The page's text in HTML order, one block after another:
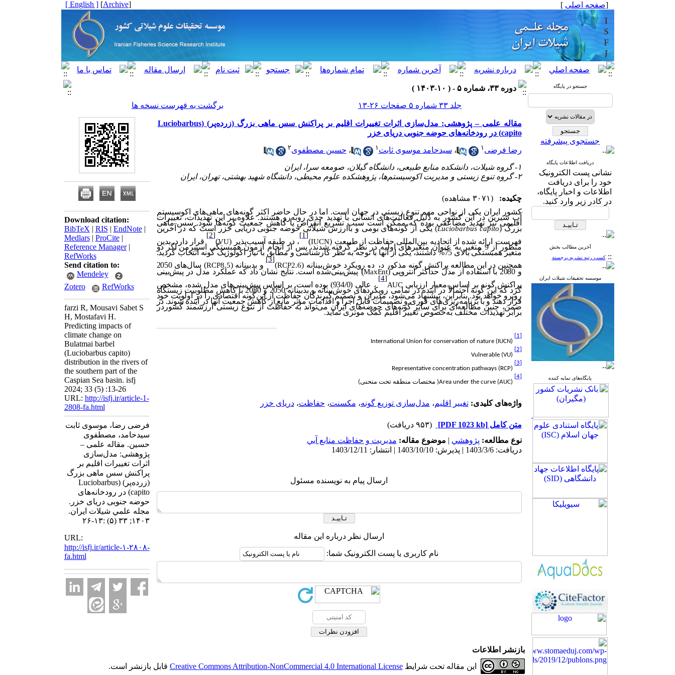
[صفحه اصلی ]
[
Archive
]
[ English ]
جستجو در پایگاه
جستجوی پیشرفته
دریافت اطلاعات پایگاه
نشانی پست الکترونیک
خود را برای دریافت
اطلاعات و اخبار پایگاه،
در کادر زیر وارد کنید.
آخرین مطالب بخش
::کسب رتبه نشریه برجسته
موسسه تحقیقات شیلات ایران
پایگاه‌های نمایه کننده
دوره ۳۳، شماره ۵ - ( ۱۰-۱۴۰۳ )
جلد ۳۳ شماره ۵ صفحات ۲۶-۱۳
برگشت به فهرست نسخه ها
مقاله علمی – پژوهشی:‌ مدل‌سازی اثرات تغییرات اقلیم بر پراکنش سس ماهی بزرگ (زرده‌‌پر) (Luciobarbus
capito) در رودخانه‌‌های حوضه جنوبی دریای خزر
رضا فرضی ۱ ، سیدحامد موسوی ثابت ۱ ، حسین مصطفوی۲
۱- گروه شیلات، دانشکده منابع طبیعی، دانشگاه گیلان، صومعه سرا، ایران
۲- گروه تنوع زیستی و مدیریت اکوسیستم‌ها، پژوهشکده علوم محیطی، دانشگاه شهید بهشتی، تهران، ایران
چکیده:
(۳۰۷۱ مشاهده)
کشور ایران یکی از نواحی مهم تنوع زیستی در جهان است. اما در حال حاضر اکثر گونه‌های ماهیهای اکوسیستم
آب شیرین در این کشور به دلیل فعالیتهای انسانی با تهدید جدی روبه‌رو هستند. علاوه بر این تهدیدات، تغییرات
اقلیمی نیز تهدید مضاعفی بوده که ممکن است سبب تسریع انقراض یا کاهش جمعیت گونهها شود. سس ماهی
بزرگ (Luciobarbus capito) یکی از گونههای بومی و باارزش شیلاتی حوضه جنوبی دریایی خزر است که در آخرین
فهرست ارائه شده از اتحادیه بین‌المللی حفاظت از طبیعت (IUCN
)
[1]
، در طبقه آسیب‌پذیر (VU
)
[2]
قرار دارد. بدین
منظور از 9 متغیر به عنوان متغیرهای اولیه در نظر گرفته شدند، پس از انجام آزمون همبستگی اسپیرمن اگر دو
متغیر همبستگی بالای 75% داشتند، یکی از آنها با توجه به نظر کارشناسی و مطابق با نیاز اکولوژیک گونه انتخاب گردید.
همچنین در این مطالعه پراکنش گونه مذکور در دو رویکرد خوش‌بینانه (
RCP2.6
)
[3]
و بدبینانه (
RCP8.5
) سال های 2050
و 2080 با استفاده از مدل حداکثر آنتروپی ( MaxEnt
)پیش‌بینی‌شده است. نتایج نشان داد که عملکرد مدل در پیشبینی
پراکنش گونه بر اساس معیار ارزیابیAUC
[4]
، عالی (934/0) بوده است. بر اساس پیش بینیهای مدل شده، مشخص
کرد که این گونه احتمالاً در آینده در تمامی رویکردهای خوشبینانه و بدبینانه 2050 و 2080 با کاهش مطلوبیت زیستگاه
روبرو خواهد بود. بنابراین، پیشنهاد میشود، مدیران و تصمیم گیرندگان حفاظت از این‌گونه اقتصادی را در اولویت خود
قرار دهند و با برنامه‌ریزیهای فوری و تصمیمات قابل اجرا و اقدامات مؤثر مانع از کاهش جمعیت آنها در آینده شوند. در
ضمن، چنین مطالعهای برای سایر گونههای حوضههای ایران میتواند به حفاظتاز تنوع زیستی ارزشمند کشوردر
برابر تهدیدات مختلف به‌خصوص تغییر اقلیم کمک موثری نماید.
International Union for conservation of nature (IUCN)
Vulnerable(VU)
Representative concentration pathways (RCP)
[4]
(AUC)
( مختصات منطقه تحت منحنی)
واژه‌های کلیدی:تغییر اقلیم، مدل‌‌سازی توزیع گونه، مکسنت، حفاظت،دریای خزر
متن کامل[PDF 1023 kb]
(۹۵۳ دریافت)
نوع مطالعه: پژوهشي | موضوع مقاله: مديريت و حفاظت منابع آبي
دریافت: 1403/3/6 | پذیرش: 1403/10/10 | انتشار: 1403/12/11
ارسال پیام به نویسنده مسئول
ارسال نظر درباره این مقاله
نام کاربری یا پست الکترونیک شما:
Download citation:
BibTeX | RIS | EndNote|
Medlars| ProCite|
Reference Manager|
RefWorks
Send citation to:
Mendeley
Zotero
RefWorks
farzi R, Mousavi Sabet S
H, Mostafavi H.
Predicting impacts of
climate change on
Bulatmai barbel
(Luciobarbus capito)
distribution in the rivers of
the southern part of the
Caspian Sea basin. isfj
2024; 33 (5) :13-26
URL: http://isfj.ir/article-1-
2808-fa.html
فرضی رضا، موسوی ثابت
سیدحامد، مصطفوی
حسین. مقاله علمی –
پژوهشی:‌ مدل‌سازی
اثرات تغییرات اقلیم بر
پراکنش سس ماهی بزرگ
(زرده‌‌پر) (Luciobarbus
capito) در رودخانه‌‌های
حوضه جنوبی دریای خزر.
مجله علمي شيلات ايران.
۱۴۰۳; ۳۳ (۵) :۱۳-۲۶
URL:
http://isfj.ir/article-۱-۲۸۰۸-
fa.html
بازنشر اطلاعات
این مقاله تحت شرایطCreative Commons Attribution-NonCommercial 4.0 International License قابل بازنشر است.